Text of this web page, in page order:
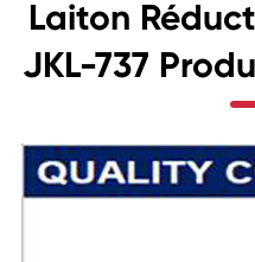
Laiton
JKL-737